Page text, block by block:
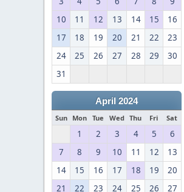
10
11 12 13 14 15
16
17
18 19 20 21 22
23
24
25 26 27 28 29
30
31
April 2024
Sun Mon Tue Wed Thu Fri Sat
1 2 3 4 5
6
7
8 9 10 11 12
13
14
15 16 17 18 19
20
21
22 23 24 25 26 27